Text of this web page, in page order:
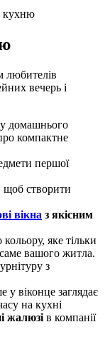
кухню
любителів
вечерь і
домашнього
компактне
першої
створити
вікна з якісним
яке тільки
саме вашого житла.
з
у віконце заглядає
на кухні
жалюзі в компанії